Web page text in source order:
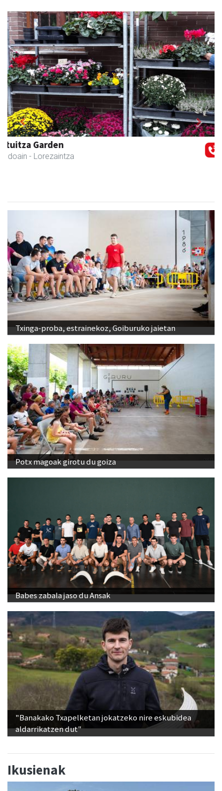
Xixori belar-denda
Andoain - Belar-denda
Previous Next
Txinga-proba, estrainekoz, Goiburuko jaietan
Potx magoak girotu du goiza
Babes zabala jaso du Ansak
"Banakako Txapelketan jokatzeko nire eskubidea
aldarrikatzen dut"
Ikusienak